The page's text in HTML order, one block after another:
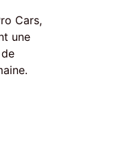
Cars,
une